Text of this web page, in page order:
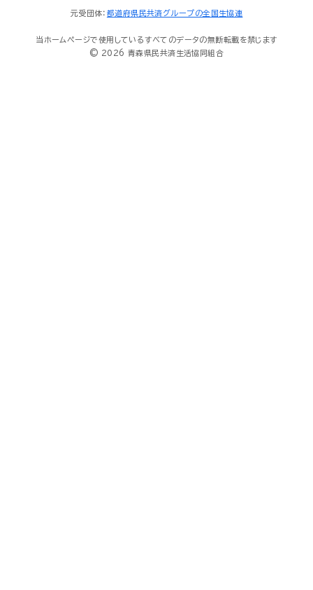
元受団体： 都道府県民共済グループの全国生協連
当ホームページで使用しているすべてのデータの無断転載を禁じます
© 2026 青森県民共済生活協同組合